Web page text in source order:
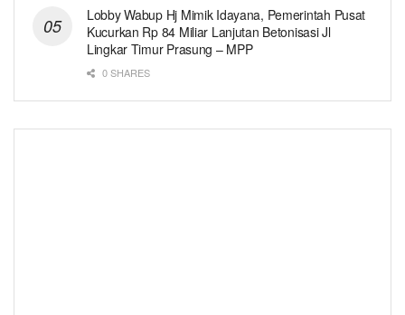
Lobby Wabup Hj Mimik Idayana, Pemerintah Pusat
Kucurkan Rp 84 Miliar Lanjutan Betonisasi Jl
Lingkar Timur Prasung – MPP
0 SHARES